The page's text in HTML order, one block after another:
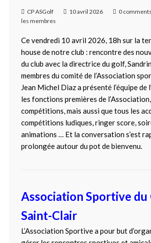
CP ASGolf 10 avril 2026 0 comments
les membres
Ce vendredi 10 avril 2026, 18h sur la
house de notre club : rencontre des
du club avec la directrice du golf,
membres du comité de l’Association
Jean Michel Diaz a présenté l’équipe de
les fonctions premières de
compétitions, mais aussi que tous les
compétitions ludiques, ringer score,
animations … Et la conversation s’est
prolongée autour du pot de bienvenu.
Association Sportive du
Saint-Clair
L’Association Sportive a pour but